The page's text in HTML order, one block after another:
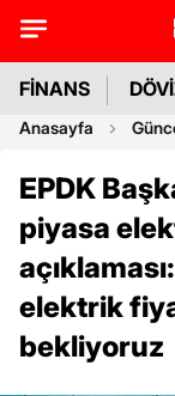
FİNANS
Anasayfa
EPDK
piyasa
elektrik
bekliyoruz